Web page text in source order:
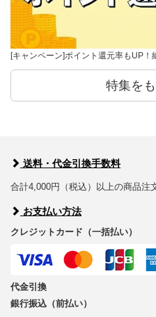
[キャンペーン]ポイント還元率もUP
特集を
送料・代金引換手数料
合計4,000円（税込）以上の商品注
お支払い方法
クレジットカード（一括払い）
代金引換
銀行振込（前払い）